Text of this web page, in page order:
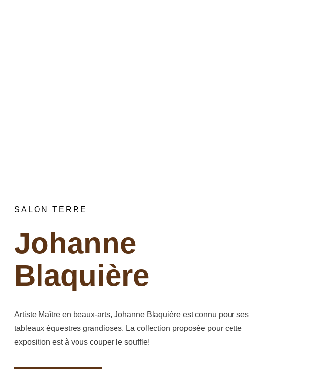
SALON TERRE
Johanne
Blaquière
Artiste Maître en beaux-arts, Johanne Blaquière est connu pour ses
tableaux équestres grandioses. La collection proposée pour cette
exposition est à vous couper le souffle!